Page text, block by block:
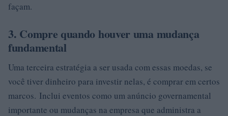
façam.
3. Compre quando houver uma mudança
fundamental
Uma terceira estratégia a ser usada com essas moedas, se
você tiver dinheiro para investir nelas, é comprar em certos
marcos. Inclui eventos como um anúncio governamental
importante ou mudanças na empresa que administra a